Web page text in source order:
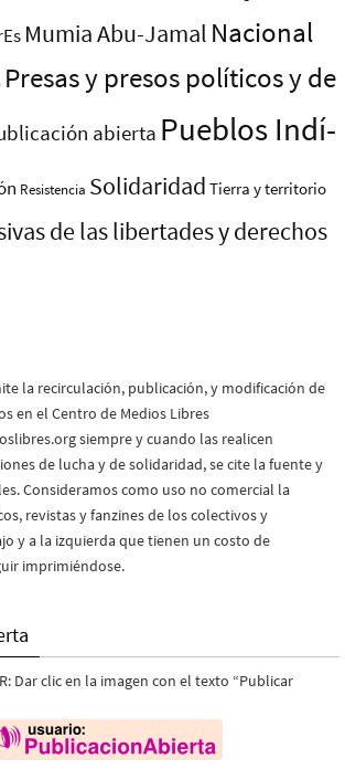
Mumia Abu-Jamal Nacional
Presas y presos polí­ticos y de
abierta Pueblos Indí­
Resistencia Solidaridad Tierra y territorio
de las libertades y derechos
la recirculación, publicación, y modificación de
en el Centro de Medios Libres
siempre y cuando las realicen
de lucha y de solidaridad, se cite la fuente y
Consideramos como uso no comercial la
revistas y fanzines de los colectivos y
y a la izquierda que tienen un costo de
imprimiéndose.
Dar clic en la imagen con el texto “Publicar